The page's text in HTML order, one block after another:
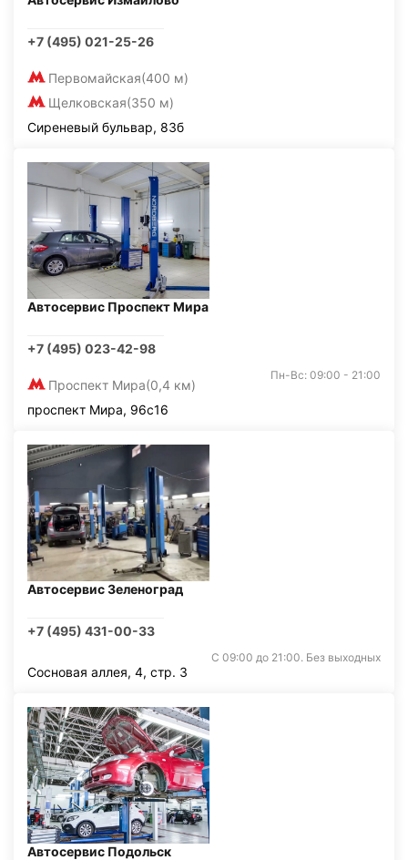
+7 (495) 021-25-26
Первомайская(400 м)
Щелковская(350 м)
Сиреневый бульвар, 83б
Автосервис Проспект Мира
+7 (495) 023-42-98
Проспект Мира(0,4 км)
Пн-Вс: 09:00 - 21:00
проспект Мира, 96с16
Автосервис Зеленоград
+7 (495) 431-00-33
С 09:00 до 21:00. Без выходных
Сосновая аллея, 4, стр. 3
Автосервис Подольск